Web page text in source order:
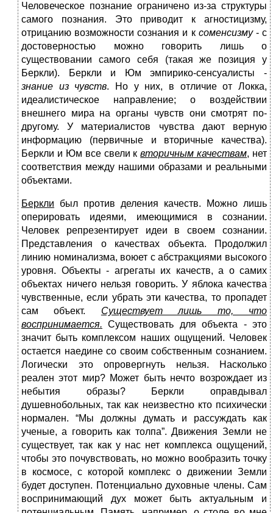
Человеческое познание ограничено из-за структуры
самого познания. Это приводит к агностицизму,
отрицанию возможности сознания и к соменсизму- с
достоверностью можно говорить лишь о
существовании самого себя (такая же позиция у
Беркли). Беркли и Юм эмпирико-сенсуалисты -
знание из чувств. Но у них, в отличие от Локка,
идеалистическое направление; о воздействии
внешнего мира на органы чувств они смотрят по-
другому. У материалистов чувства дают верную
информацию (первичные и вторичные качества).
Беркли и Юм все свели квторичным качествам, нет
соответствия между нашими образами и реальными
объектами.
Беркли был против деления качеств. Можно лишь
оперировать идеями, имеющимися в сознании.
Человек репрезентирует идеи в своем сознании.
Представления о качествах объекта. Продолжил
линию номинализма, воюет с абстракциями высокого
уровня. Объекты - агрегаты их качеств, а о самих
объектах ничего нельзя говорить. У яблока качества
чувственные, если убрать эти качества, то пропадет
сам объект. Существует лишь то, что
воспринимается. Существовать для объекта - это
значит быть комплексом наших ощущений. Человек
остается наедине со своим собственным сознанием.
Логически это опровергнуть нельзя. Насколько
реален этот мир? Может быть нечто возрождает из
небытия образы? Беркли оправдывал
душевнобольных, так как неизвестно кто психически
нормален. “Мы должны думать и рассуждать как
ученые, а говорить как толпа”. Движения Земли не
существует, так как у нас нет комплекса ощущений,
чтобы это почувствовать, но можно вообразить точку
в космосе, с которой комплекс о движении Земли
будет доступен. Потенциально духовные члены. Сам
воспринимающий дух может быть актуальным и